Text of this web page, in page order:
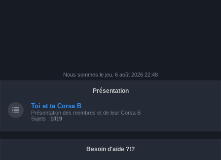
Nous sommes le jeu. 6 août 2026 22:48
Présentation
Toi et ta Corsa B
Présentation des membres et de leur Corsa B
Sujets : 1019
Besoin d'aide ?!?